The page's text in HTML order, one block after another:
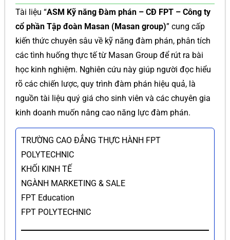
Tài liệu “ASM Kỹ năng Đàm phán – CĐ FPT – Công ty
cổ phần Tập đoàn Masan (Masan group)” cung cấp
kiến thức chuyên sâu về kỹ năng đàm phán, phân tích
các tình huống thực tế từ Masan Group để rút ra bài
học kinh nghiệm. Nghiên cứu này giúp người đọc hiểu
rõ các chiến lược, quy trình đàm phán hiệu quả, là
nguồn tài liệu quý giá cho sinh viên và các chuyên gia
kinh doanh muốn nâng cao năng lực đàm phán.
TRƯỜNG CAO ĐẲNG THỰC HÀNH FPT
POLYTECHNIC
KHỐI KINH TẾ
NGÀNH MARKETING & SALE
FPT Education
FPT POLYTECHNIC